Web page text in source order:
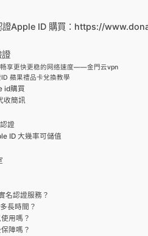
證Apple ID 購買：https://
享更快更稳的网络速度——金門云vpn
蘋果禮品卡兌換教學
id購買
收簡訊
證
ID 大幾率可儲值
名認證服務？
長時間？
用嗎？
障嗎？